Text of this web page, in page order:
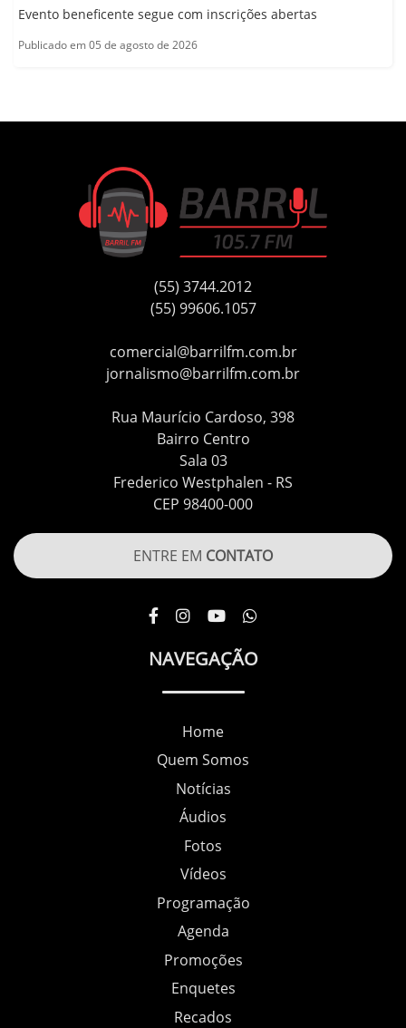
Evento beneficente segue com inscrições abertas
Publicado em 05 de agosto de 2026
(55) 3744.2012
(55) 99606.1057
comercial@barrilfm.com.br
jornalismo@barrilfm.com.br
Rua Maurício Cardoso, 398
Bairro Centro
Sala 03
Frederico Westphalen - RS
CEP 98400-000
ENTRE EM CONTATO
NAVEGAÇÃO
Home
Quem Somos
Notícias
Áudios
Fotos
Vídeos
Programação
Agenda
Promoções
Enquetes
Recados